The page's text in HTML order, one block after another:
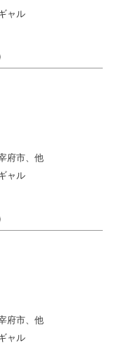
ャル
府市、他
ャル
府市、他
ャル